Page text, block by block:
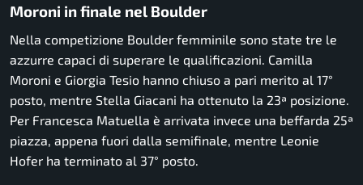
Moroni in finale nel Boulder
Nella competizione Boulder femminile sono state tre le
azzurre capaci di superare le qualificazioni. Camilla
Moroni e Giorgia Tesio hanno chiuso a pari merito al 17°
posto, mentre Stella Giacani ha ottenuto la 23ª posizione.
Per Francesca Matuella è arrivata invece una beffarda 25ª
piazza, appena fuori dalla semifinale, mentre Leonie
Hofer ha terminato al 37° posto.